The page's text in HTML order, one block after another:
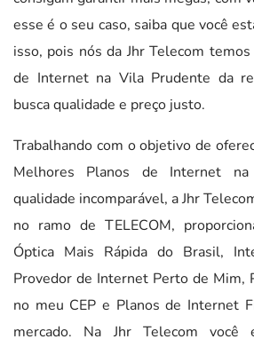
esse é o seu caso, saiba que você
isso, pois nós da Jhr Telecom
de Internet na Vila Prudente da
busca qualidade e preço justo.
Trabalhando com o objetivo de
Melhores Planos de Internet
qualidade incomparável, a Jhr
no ramo de TELECOM,
Óptica Mais Rápida do Brasil,
Provedor de Internet Perto de Mim,
no meu CEP e Planos de Internet
mercado. Na Jhr Telecom você